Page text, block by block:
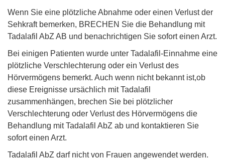
Wenn Sie eine plötzliche Abnahme oder einen Verlust der
Sehkraft bemerken, BRECHEN Sie die Behandlung mit
Tadalafil AbZ AB und benachrichtigen Sie sofort einen Arzt.
Bei einigen Patienten wurde unter Tadalafil-Einnahme eine
plötzliche Verschlechterung oder ein Verlust des
Hörvermögens bemerkt. Auch wenn nicht bekannt ist,ob
diese Ereignisse ursächlich mit Tadalafil
zusammenhängen, brechen Sie bei plötzlicher
Verschlechterung oder Verlust des Hörvermögens die
Behandlung mit Tadalafil AbZ ab und kontaktieren Sie
sofort einen Arzt.
Tadalafil AbZ darf nicht von Frauen angewendet werden.